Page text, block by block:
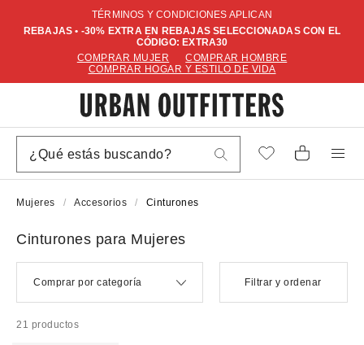
TÉRMINOS Y CONDICIONES APLICAN
REBAJAS • -30% EXTRA EN REBAJAS SELECCIONADAS CON EL
CÓDIGO: EXTRA30
COMPRAR MUJER
COMPRAR HOMBRE
COMPRAR HOGAR Y ESTILO DE VIDA
Mujeres Accesorios Cinturones
Cinturones para Mujeres
Comprar por categoría Filtrar y ordenar
21 productos